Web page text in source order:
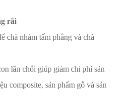
rãi
chà nhám tấm phẳng và chà
lăn chổi giúp giảm chi phí sản
composite, sản phẩm gỗ và sản